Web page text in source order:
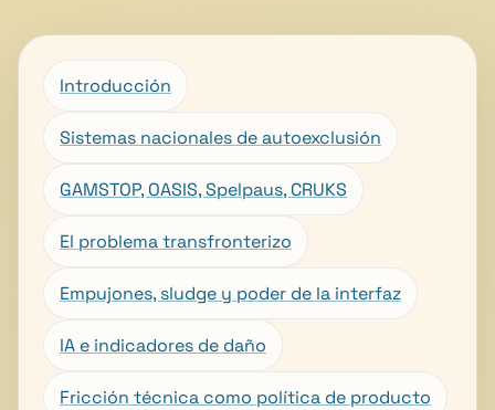
Introducción
Sistemas nacionales de autoexclusión
GAMSTOP, OASIS, Spelpaus, CRUKS
El problema transfronterizo
Empujones, sludge y poder de la interfaz
IA e indicadores de daño
Fricción técnica como política de producto